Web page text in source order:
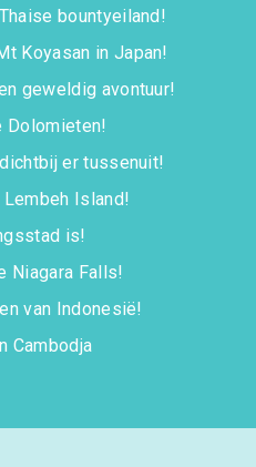
bountyeiland!
Koyasan in Japan!
geweldig avontuur!
Dolomieten!
er tussenuit!
Island!
is!
Niagara Falls!
van Indonesië!
Cambodja